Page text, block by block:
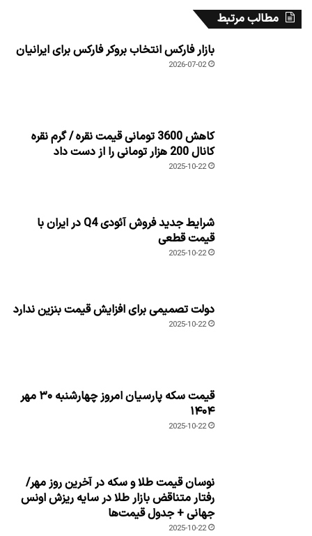
مطالب مرتبط
بازار فارکس انتخاب بروکر فارکس برای ایرانیان
2026-07-02
کاهش 3600 تومانی قیمت نقره / گرم نقره
کانال 200 هزار تومانی را از دست داد
2025-10-22
شرایط جدید فروش آئودی Q4 در ایران با
قیمت قطعی
2025-10-22
دولت تصمیمی برای افزایش قیمت بنزین ندارد
2025-10-22
قیمت سکه پارسیان امروز چهارشنبه ۳۰ مهر
۱۴۰۴
2025-10-22
نوسان قیمت طلا و سکه در آخرین روز مهر/
رفتار متناقض بازار طلا در سایه ریزش اونس
جهانی + جدول قیمت‌ها
2025-10-22